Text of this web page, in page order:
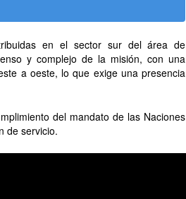
en el sector sur del área de
y complejo de la misión, con una
a oeste, lo que exige una presencia
del mandato de las Naciones
de servicio.